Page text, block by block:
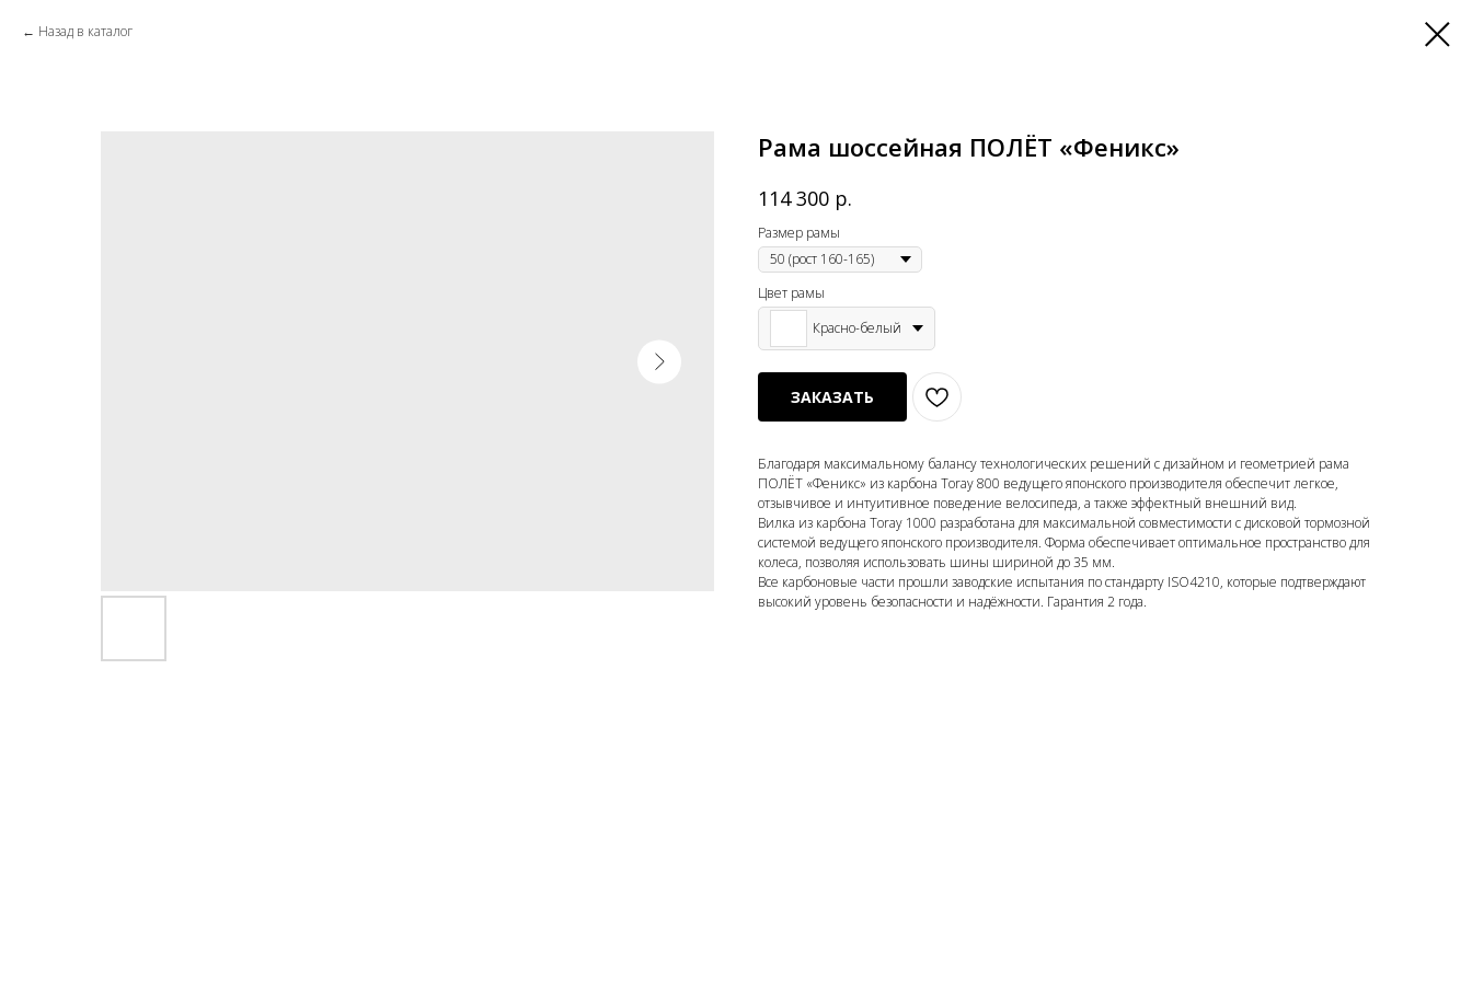
Назад в каталог
Рама шоссейная ПОЛЁТ «Феникс»
114 300 р.
Размер рамы
Цвет рамы
Красно-белый
ЗАКАЗАТЬ
Благодаря максимальному балансу технологических решений с дизайном и геометрией рама
ПОЛЁТ «Феникс» из карбона Toray 800 ведущего японского производителя обеспечит легкое,
отзывчивое и интуитивное поведение велосипеда, а также эффектный внешний вид.
Вилка из карбона Toray 1000 разработана для максимальной совместимости с дисковой тормозной
системой ведущего японского производителя. Форма обеспечивает оптимальное пространство для
колеса, позволяя использовать шины шириной до 35 мм.
Все карбоновые части прошли заводские испытания по стандарту ISO4210, которые подтверждают
высокий уровень безопасности и надёжности. Гарантия 2 года.